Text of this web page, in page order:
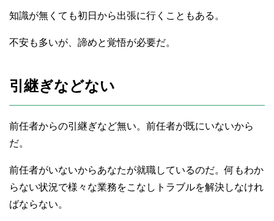
知識が無くても初日から出張に行くこともある。
不安も多いが、諦めと覚悟が必要だ。
引継ぎなどない
前任者からの引継ぎなど無い。前任者が既にいないから
だ。
前任者がいないからあなたが就職しているのだ。何もわか
らない状況で様々な業務をこなしトラブルを解決しなけれ
ばならない。